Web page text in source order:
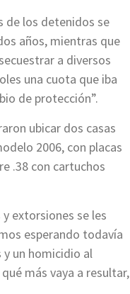
de los detenidos se
años, mientras que
a diversos
una cuota que iba
de protección”.
ubicar dos casas
2006, con placas
.38 con cartuchos
extorsiones se les
esperando todavía
un homicidio al
más vaya a resultar,